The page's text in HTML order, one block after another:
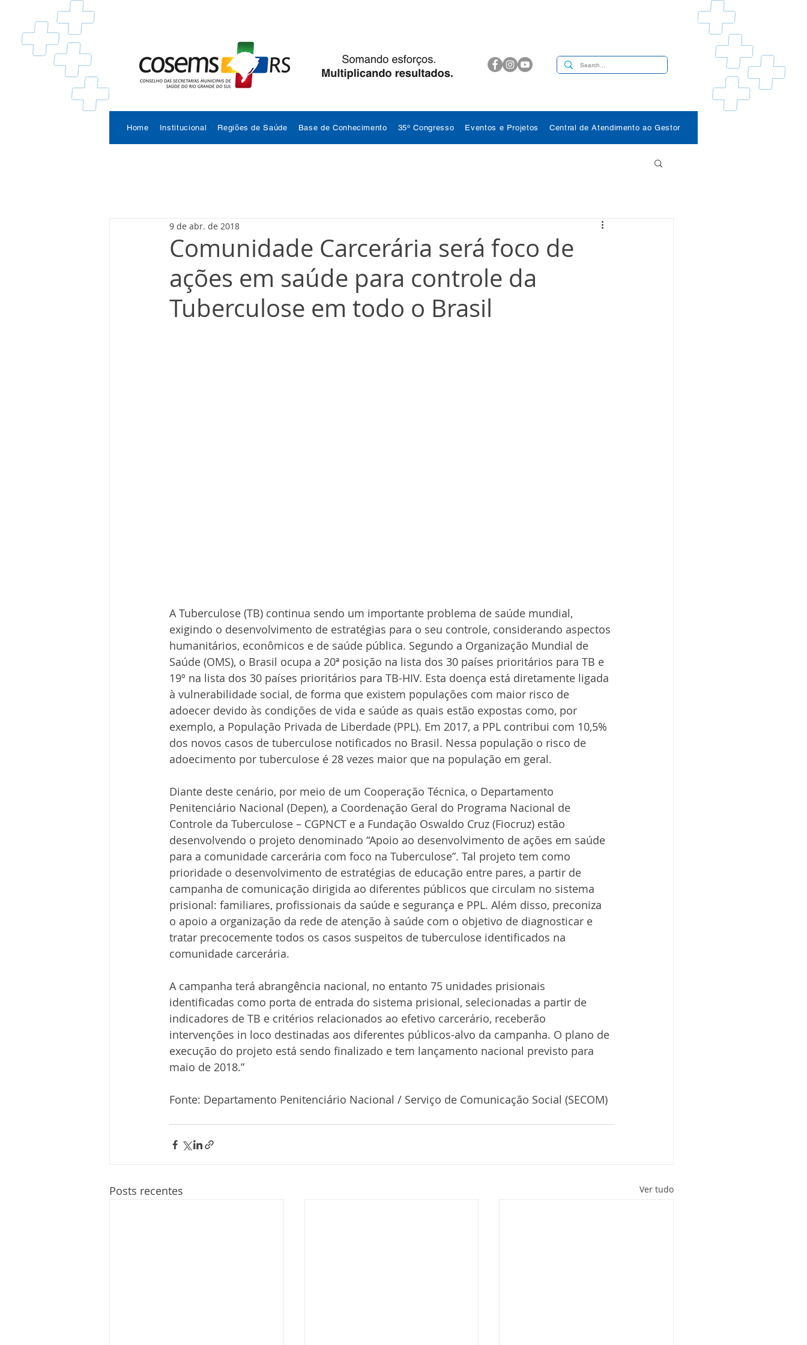
Home Institucional Regiões de Saúde Base de Conhecimento 35º Congresso Eventos e Projetos Central de Atendimento ao Gestor
Comunidade Carcerária será foco de
ações em saúde para controle da
Tuberculose em todo o Brasil
9 de abr. de 2018
A Tuberculose (TB) continua sendo um importante problema de saúde mundial,
exigindo o desenvolvimento de estratégias para o seu controle, considerando aspectos
humanitários, econômicos e de saúde pública. Segundo a Organização Mundial de
Saúde (OMS), o Brasil ocupa a 20ª posição na lista dos 30 países prioritários para TB e
19º na lista dos 30 países prioritários para TB-HIV. Esta doença está diretamente ligada
à vulnerabilidade social, de forma que existem populações com maior risco de
adoecer devido às condições de vida e saúde as quais estão expostas como, por
exemplo, a População Privada de Liberdade (PPL). Em 2017, a PPL contribui com 10,5%
dos novos casos de tuberculose notificados no Brasil. Nessa população o risco de
adoecimento por tuberculose é 28 vezes maior que na população em geral.
Diante deste cenário, por meio de um Cooperação Técnica, o Departamento
Penitenciário Nacional (Depen), a Coordenação Geral do Programa Nacional de
Controle da Tuberculose – CGPNCT e a Fundação Oswaldo Cruz (Fiocruz) estão
desenvolvendo o projeto denominado “Apoio ao desenvolvimento de ações em saúde
para a comunidade carcerária com foco na Tuberculose”. Tal projeto tem como
prioridade o desenvolvimento de estratégias de educação entre pares, a partir de
campanha de comunicação dirigida ao diferentes públicos que circulam no sistema
prisional: familiares, profissionais da saúde e segurança e PPL. Além disso, preconiza
o apoio a organização da rede de atenção à saúde com o objetivo de diagnosticar e
tratar precocemente todos os casos suspeitos de tuberculose identificados na
comunidade carcerária.
A campanha terá abrangência nacional, no entanto 75 unidades prisionais
identificadas como porta de entrada do sistema prisional, selecionadas a partir de
indicadores de TB e critérios relacionados ao efetivo carcerário, receberão
intervenções in loco destinadas aos diferentes públicos-alvo da campanha. O plano de
execução do projeto está sendo finalizado e tem lançamento nacional previsto para
maio de 2018.”
Fonte: Departamento Penitenciário Nacional / Serviço de Comunicação Social (SECOM)
Posts recentes Ver tudo